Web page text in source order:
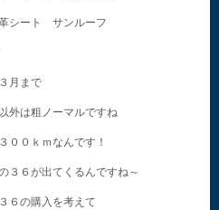
シート サンルーフ
月まで
外は粗ノーマルですね
００ｋｍなんです！
３６が出てくるんですね～
６の購入を考えて